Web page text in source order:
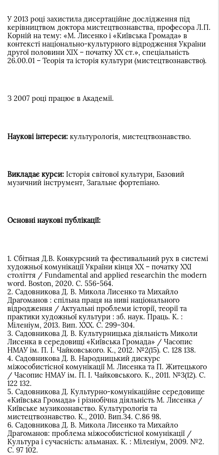
У 2013 році захистила дисертаційне дослідження під
керівництвом доктора мистецтвознавства, професора Л.П.
Корній на тему: «М. Лисенко і «Київська Громада» в
контексті національно-культурного відродження України
другої половини ХІХ – початку ХХ ст.», спеціальність
26.00.01 – Теорія та історія культури (мистецтвознавство).
З 2007 році працює в Академії.
Наукові інтереси: культурологія, мистецтвознавство.
Викладає курси: Історія світової культури, Базовий
музичний інструмент, Загальне фортепіано.
Основні наукові публікації:
1. Сбітная Д.В. Конкурсний та фестивальний рух в системі
художньої комунікації України кінця ХХ – початку ХХІ
століття / Fundamental and applied researchin the modern
word. Boston, 2020. С. 556-564.
2. Садовникова Д. В. Микола Лисенко та Михайло
Драгоманов : спільна праця на ниві національного
відродження / Актуальні проблеми історії, теорії та
практики художньої культури : зб. наук. Праць. К. :
Міленіум, 2013. Вип. ХХХ. С. 299–304.
3. Садовникова Д. В. Культурницька діяльність Миколи
Лисенка в середовищі «Київська Громада» / Часопис
НМАУ ім. П. І. Чайковського. К., 2012. №2(15). С. 128 138.
4. Садовникова Д. В. Народницький дискурс
міжособистісної комунікації М. Лисенка та П. Житецького
/ Часопис НМАУ ім. П. І. Чайковського. К., 2011. №3(12). С.
122 132.
5. Садовникова Д. Культурно-комунікаційне середовище
«Київська Громада» і різнобічна діяльність М. Лисенка /
Київське музикознавство. Культурологія та
мистецтвознавство. К., 2010. Вип.34. С.86 98.
6. Садовникова Д. В. Микола Лисенко та Михайло
Драгоманов: проблема міжособистісної комунікації /
Культура і сучасність: альманах. К. : Міленіум, 2009. №2.
С. 97 102.